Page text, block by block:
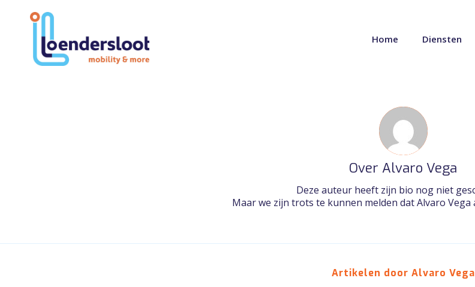
Home Diensten
Over Alvaro Vega
Deze auteur heeft zijn bio nog niet
Maar we zijn trots te kunnen melden datAlvaro Vega
Artikelen door Alvaro Vega